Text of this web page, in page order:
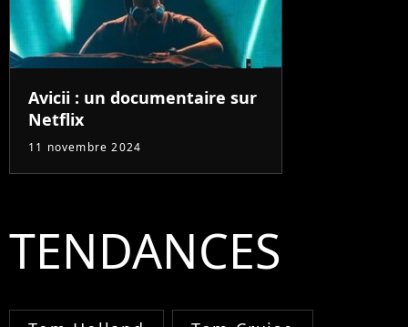
Avicii : un documentaire sur
Netflix
11 novembre 2024
TENDANCES